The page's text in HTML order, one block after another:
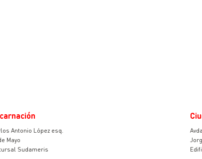
Antonio López esq.
Mayo
Sudameris